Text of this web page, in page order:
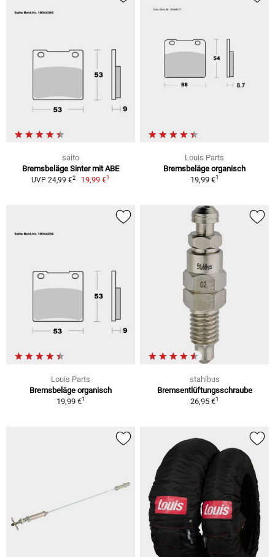
saito
Bremsbeläge Sinter mit ABE
UVP 24,99 €2 19,99 €1
Louis Parts
Bremsbeläge organisch
19,99 €1
Louis Parts
Bremsbeläge organisch
19,99 €1
stahlbus
Bremsentlüftungsschraube
26,95 €1